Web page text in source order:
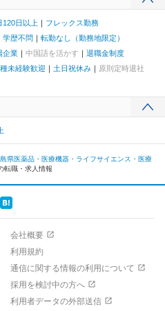
120日以上
フレックス勤務
学歴不問
転勤なし（勤務地限定）
企業 中国語を活かす
退職金制度
未経験歓迎 土日祝休み
原則定時退社
県医薬品・医療機器・ライフサイエンス・医療
転職・求人情報
会社概要
利用規約
通信に関する情報の利用について
採用を検討中の方へ
利用者データの外部送信